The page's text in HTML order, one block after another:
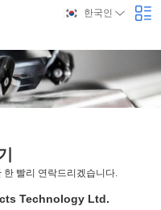
한국인
빨리 연락드리겠습니다.
Technology Ltd.